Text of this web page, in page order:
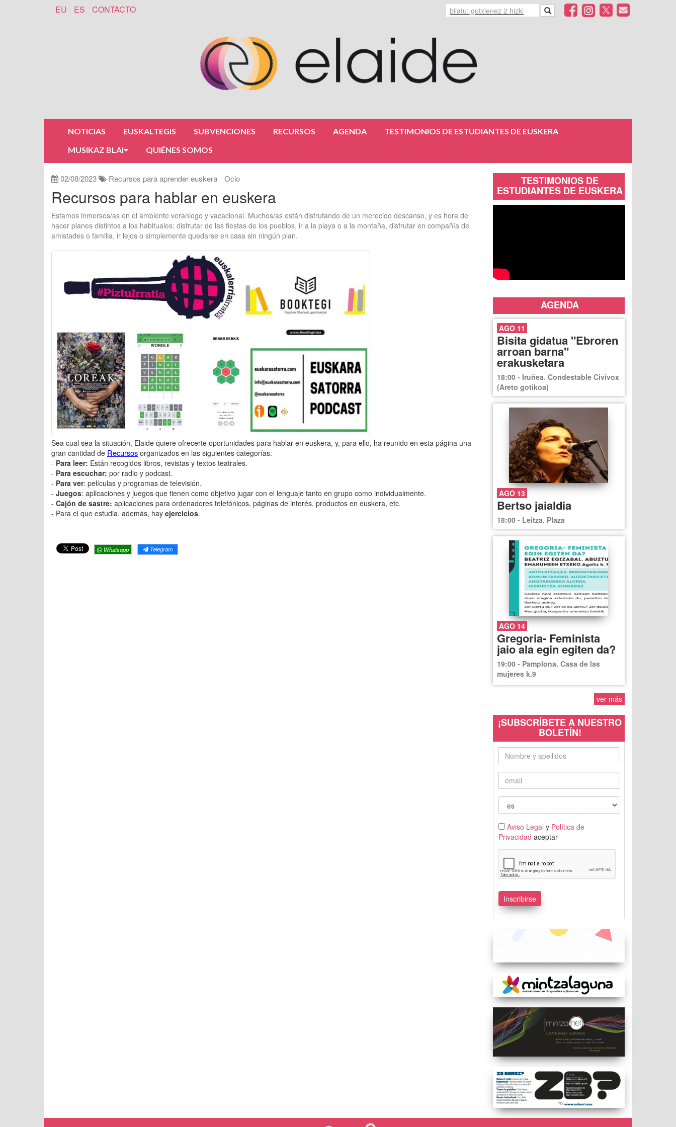
EU ES CONTACTO
NOTICIAS EUSKALTEGIS SUBVENCIONES RECURSOS AGENDA
TESTIMONIOS DE ESTUDIANTES DE EUSKERA
MUSIKAZ BLAI
QUIÉNES SOMOS
02/08/2023 Recursos para aprender euskera Ocio
Recursos para hablar en euskera
Estamos inmersos/as en el ambiente veraniego y vacacional. Muchos/as están disfrutando de un merecido descanso, y es hora de
hacer planes distintos a los habituales: disfrutar de las fiestas de los pueblos, ir a la playa o a la montaña, disfrutar en compañía de
amistades o familia, ir lejos o simplemente quedarse en casa sin ningún plan.
Sea cual sea la situación, Elaide quiere ofrecerte oportunidades para hablar en euskera, y, para ello, ha reunido en esta página una
gran cantidad de Recursos organizados en las siguientes categorías:
- Para leer: Están recogidos libros, revistas y textos teatrales.
- Para escuchar: por radio y podcast.
- Para ver: películas y programas de televisión.
- Juegos: aplicaciones y juegos que tienen como objetivo jugar con el lenguaje tanto en grupo como individualmente.
- Cajón de sastre: aplicaciones para ordenadores telefónicos, páginas de interés, productos en euskera, etc.
- Para el que estudia, además, hay ejercicios.
Whatsapp Telegram
TESTIMONIOS DE
ESTUDIANTES DE EUSKERA
AGENDA
AGO 11
Bisita gidatua "Ebroren
arroan barna"
erakusketara
18:00 - Iruñea. Condestable Civivox
(Areto gotikoa)
AGO 13
Bertso jaialdia
18:00 - Leitza. Plaza
AGO 14
Gregoria- Feminista
jaio ala egin egiten da?
19:00 - Pamplona. Casa de las
mujeres k.9
ver más
¡SUBSCRÍBETE A NUESTRO
BOLETÍN!
Aviso Legal y Política de
Privacidad aceptar